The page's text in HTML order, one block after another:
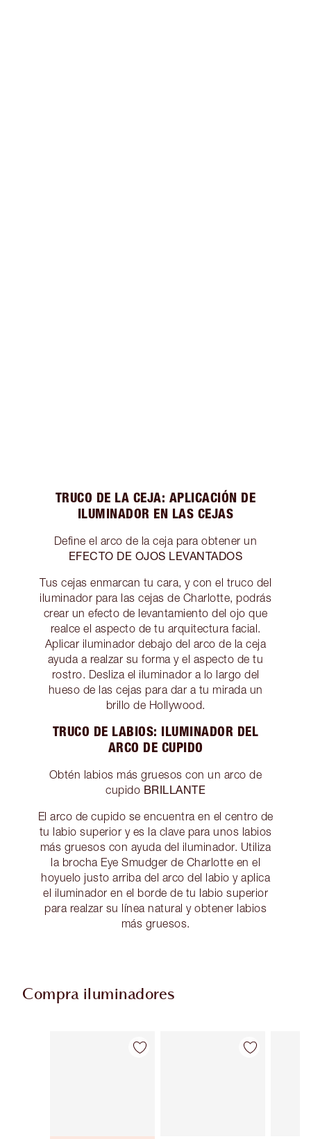
TRUCO DE LA CEJA: APLICACIÓN DE
ILUMINADOR EN LAS CEJAS
Define el arco de la ceja para obtener un
EFECTO DE OJOS LEVANTADOS
Tus cejas enmarcan tu cara, y con el truco del
iluminador para las cejas de Charlotte, podrás
crear un efecto de levantamiento del ojo que
realce el aspecto de tu arquitectura facial.
Aplicar iluminador debajo del arco de la ceja
ayuda a realzar su forma y el aspecto de tu
rostro. Desliza el iluminador a lo largo del
hueso de las cejas para dar a tu mirada un
brillo de Hollywood.
TRUCO DE LABIOS: ILUMINADOR DEL
ARCO DE CUPIDO
Obtén labios más gruesos con un arco de
cupido BRILLANTE
El arco de cupido se encuentra en el centro de
tu labio superior y es la clave para unos labios
más gruesos con ayuda del iluminador. Utiliza
la brocha Eye Smudger de Charlotte en el
hoyuelo justo arriba del arco del labio y aplica
el iluminador en el borde de tu labio superior
para realzar su línea natural y obtener labios
más gruesos.
Compra iluminadores
Artículo 1 de 36 Artículo 2 de 36